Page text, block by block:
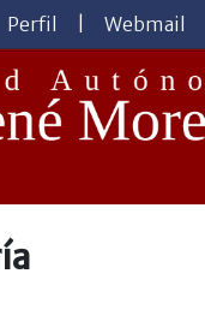
Perfil Webmail